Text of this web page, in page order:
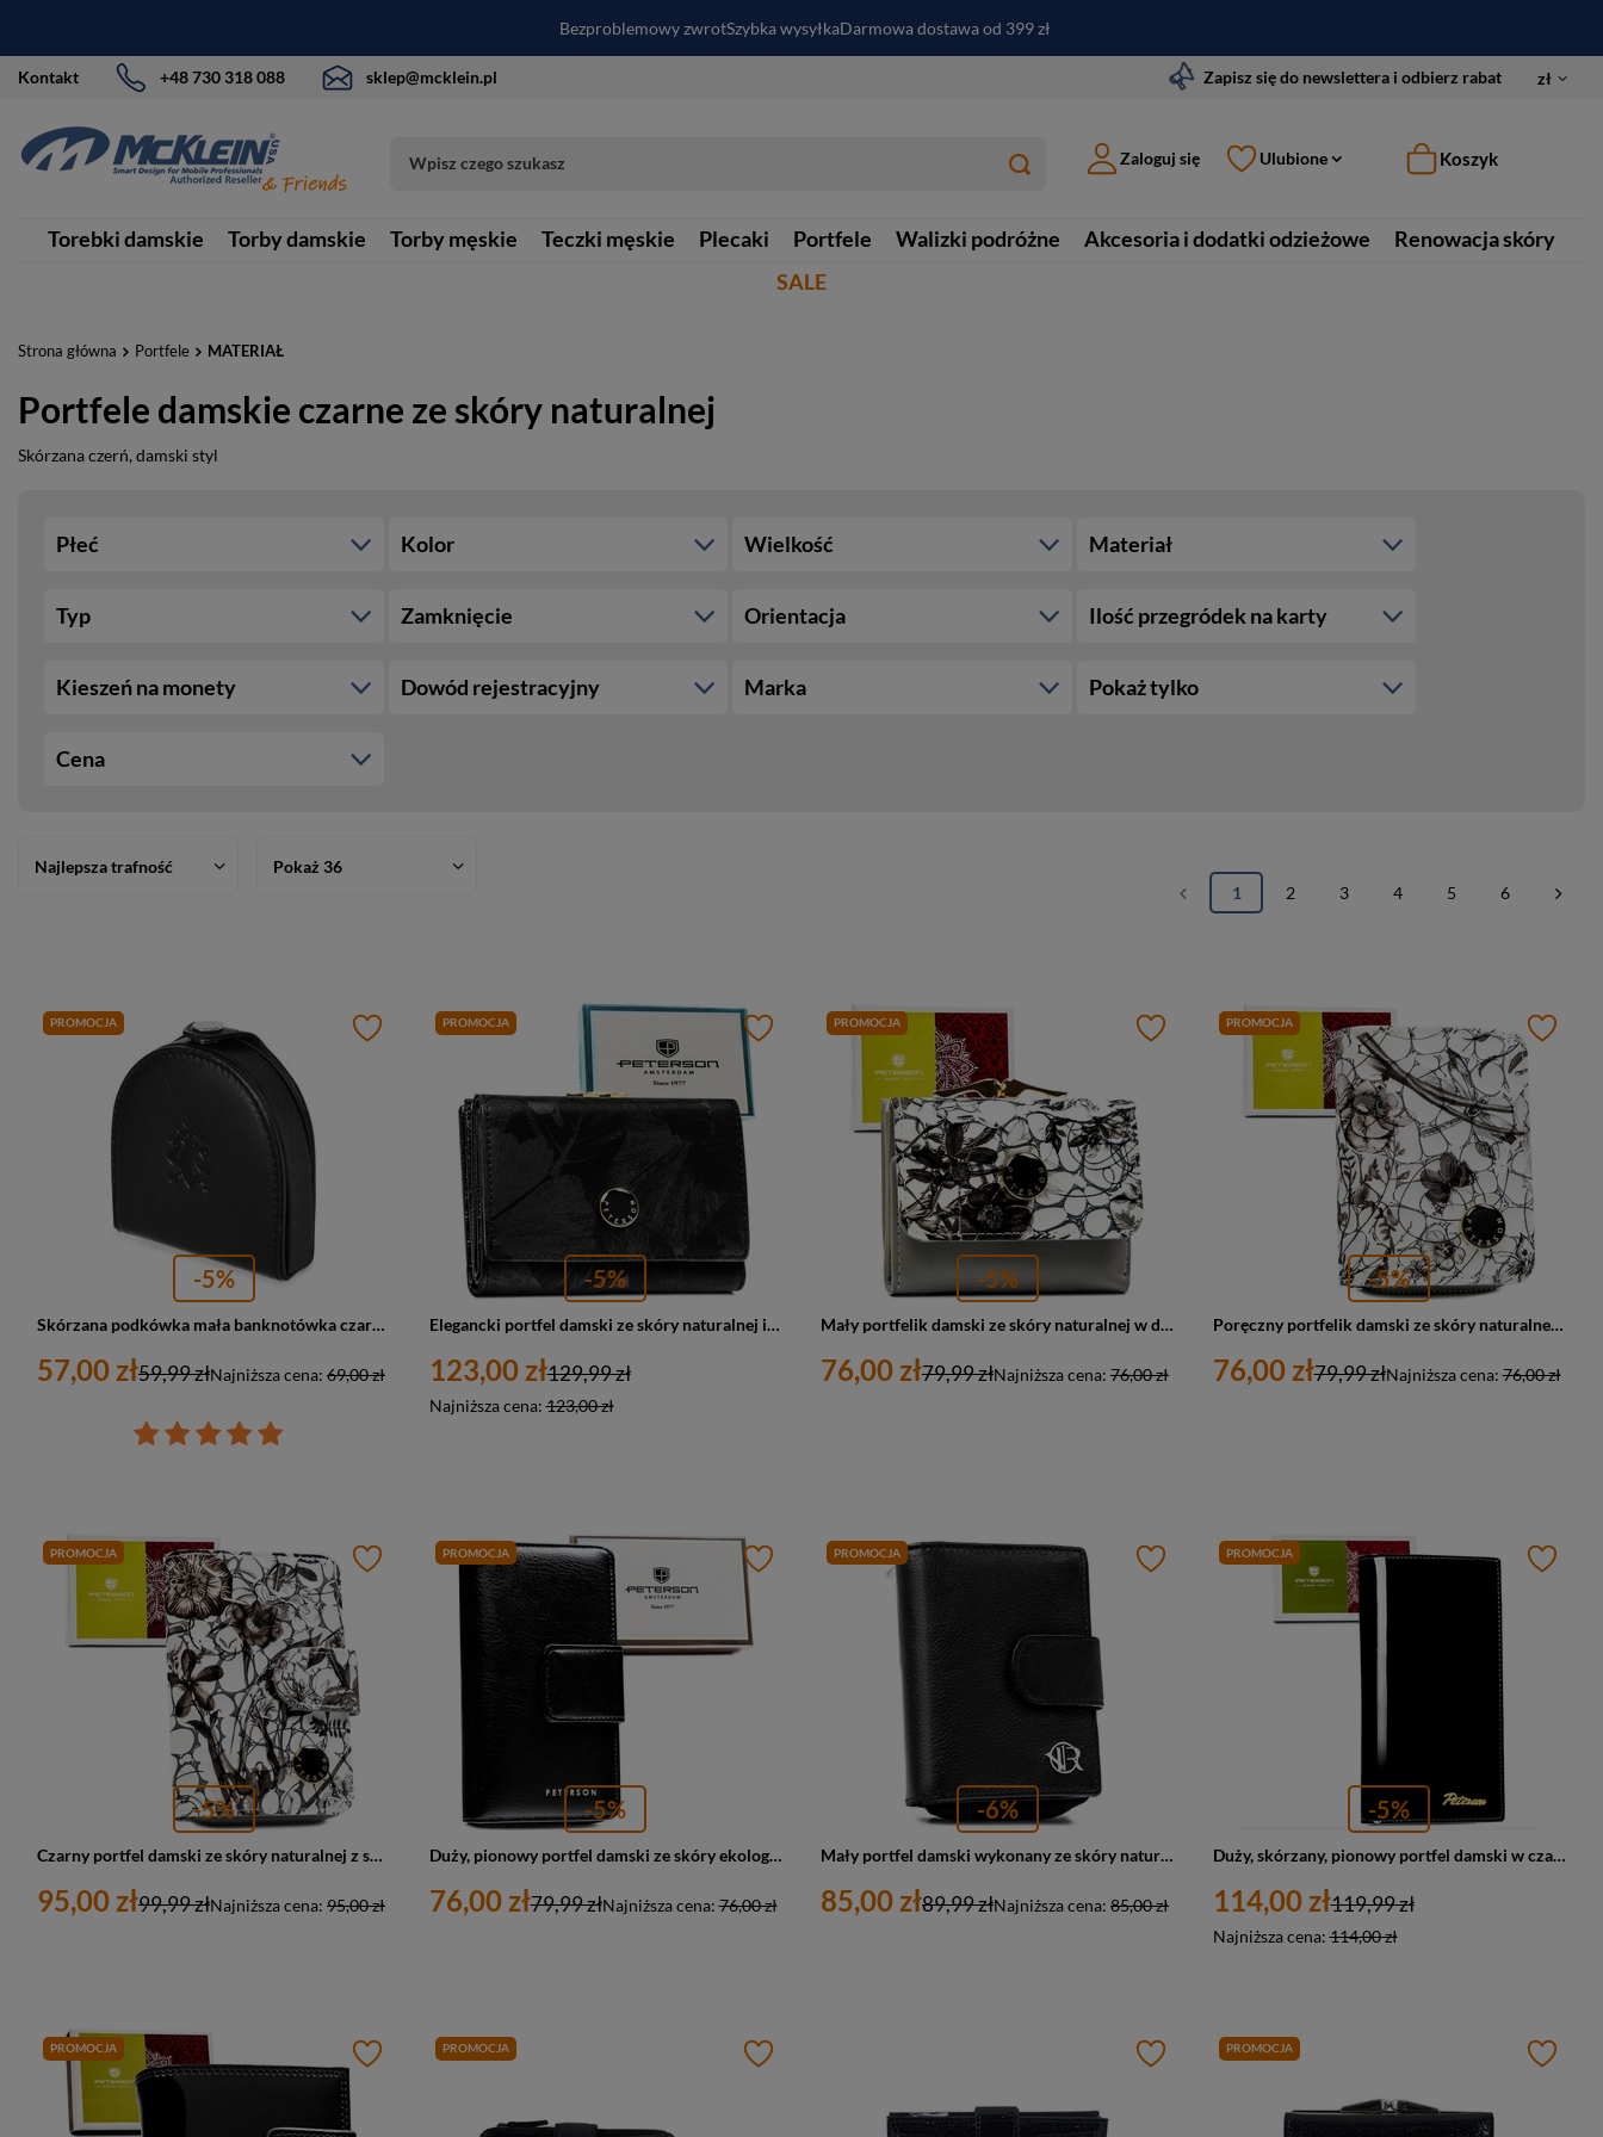
Bezproblemowy zwrotSzybka wysyłkaDarmowa dostawa od 399 zł
Kontakt +48 730 318 088 sklep@mcklein.pl Zapisz się do newslettera i odbierz rabat zł
Zaloguj się Ulubione Koszyk
Torebki damskie Torby damskie Torby męskie Teczki męskie Plecaki Portfele Walizki podróżne Akcesoria i dodatki odzieżowe
Renowacja skóry
SALE
Strona główna Portfele MATERIAŁ
Portfele damskie czarne ze skóry naturalnej
Skórzana czerń, damski styl
Płeć Kolor Wielkość Materiał
Typ Zamknięcie Orientacja Ilość przegródek na karty
Kieszeń na monety Dowód rejestracyjny Marka Pokaż tylko
Cena
Najlepsza trafność
Pokaż 36
1
2 3 4 5 6
PROMOCJA
-5%
Skórzana podkówka mała banknotówka czarna - Albatros G99
57,00 zł Najniższa cena: 69,00 zł
59,99 zł
PROMOCJA
-5%
Elegancki portfel damski ze skóry naturalnej i ekologicznej w czarnym kolorze - Peterson
123,00 zł
Najniższa cena:123,00 zł
129,99 zł
PROMOCJA
-5%
Mały portfelik damski ze skóry naturalnej w dominującym czarnym kolorze - Peterson
76,00 zł Najniższa cena: 76,00 zł
79,99 zł
PROMOCJA
-5%
Poręczny portfelik damski ze skóry naturalnej w czarnym kolorze zamykany zatrzaskiem i suwakiem - Peterson
76,00 zł Najniższa cena:76,00 zł
79,99 zł
PROMOCJA
-5%
Czarny portfel damski ze skóry naturalnej z systemem RFID, zamykany zatrzaskiem i suwakiem - Peterson
95,00 zł Najniższa cena: 95,00 zł
99,99 zł
PROMOCJA
-5%
Duży, pionowy portfel damski ze skóry ekologicznej w czarnym kolorze - Peterson
76,00 zł Najniższa cena:76,00 zł
79,99 zł
PROMOCJA
-6%
Mały portfel damski wykonany ze skóry naturalnej w czarnym kolorze - Rovicky
85,00 zł Najniższa cena: 85,00 zł
89,99 zł
PROMOCJA
-5%
Duży, skórzany, pionowy portfel damski w czarnym kolorze zamykany na magnes - Peterson
114,00 zł
Najniższa cena:114,00 zł
119,99 zł
PROMOCJA PROMOCJA PROMOCJA